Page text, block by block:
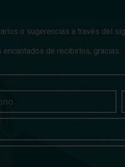
o sugerencias a través del
encantados de recibirlos, gracias.